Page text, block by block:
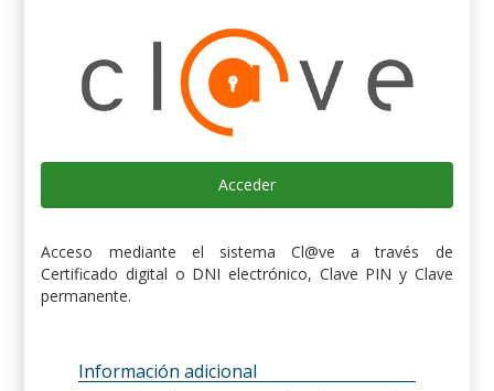
Acceder
Acceso mediante el sistema Cl@ve a través de
Certificado digital o DNI electrónico, Clave PIN y Clave
permanente.
Información adicional